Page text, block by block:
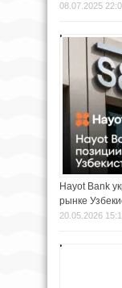
08.07.2025
Hayot Bank
рынке
20.05.2026